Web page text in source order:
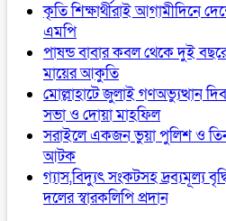
কৃতি শিক্ষার্থীরাই আগামীদিনে
এমপি
পাষন্ড বাবার কবল থেকে দুই
মায়ের আকুতি
মোল্লাহাটে জুলাই গণঅভ্যুত্থান
সভা ও দোয়া মাহফিল
সরাইলে একজন ভুয়া পুলিশ ও
আটক
গ্যাস,বিদ্যুৎ সংকটসহ দ্রব্যমূল্য
দলের স্বারকলিপি প্রদান